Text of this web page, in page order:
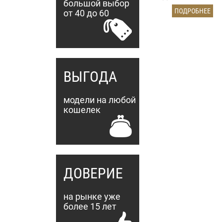
большой выбор
от 40 до 60
ВЫГОДА
модели на любой
кошелек
ДОВЕРИЕ
на рынке уже
более 15 лет
26326ПОДРОБНЕЕ